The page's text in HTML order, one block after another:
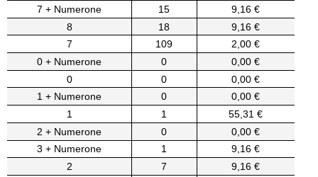
7 + Numerone
15
9,16 €
8
18
9,16 €
7
109
2,00 €
0 + Numerone
0
0,00 €
0
0
0,00 €
1 + Numerone
0
0,00 €
1
1
55,31 €
2 + Numerone
0
0,00 €
3 + Numerone
1
9,16 €
2
7
9,16 €